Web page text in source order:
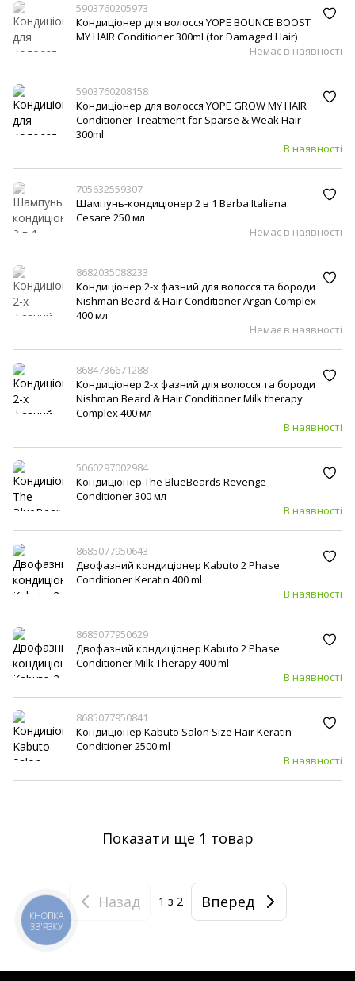
5903760205973
Кондиціонер для волосся YOPE BOUNCE BOOST
MY HAIR Conditioner 300ml (for Damaged Hair)
Немає в наявності
5903760208158
Кондиціонер для волосся YOPE GROW MY HAIR
Conditioner-Treatment for Sparse & Weak Hair
300ml
В наявності
705632559307
Шампунь-кондиціонер 2 в 1 Barba Italiana
Cesare 250 мл
Немає в наявності
8682035088233
Кондиціонер 2-х фазний для волосся та бороди
Nishman Beard & Hair Conditioner Argan Complex
400 мл
Немає в наявності
8684736671288
Кондиціонер 2-х фазний для волосся та бороди
Nishman Beard & Hair Conditioner Milk therapy
Complex 400 мл
В наявності
5060297002984
Кондиціонер The BlueBeards Revenge
Conditioner 300 мл
В наявності
8685077950643
Двофазний кондиціонер Kabuto 2 Phase
Conditioner Keratin 400 ml
В наявності
8685077950629
Двофазний кондиціонер Kabuto 2 Phase
Conditioner Milk Therapy 400 ml
В наявності
8685077950841
Кондиціонер Kabuto Salon Size Hair Keratin
Conditioner 2500 ml
В наявності
Показати ще 1 товар
Назад 1 з 2 Вперед
КНОПКА
ЗВ'ЯЗКУ